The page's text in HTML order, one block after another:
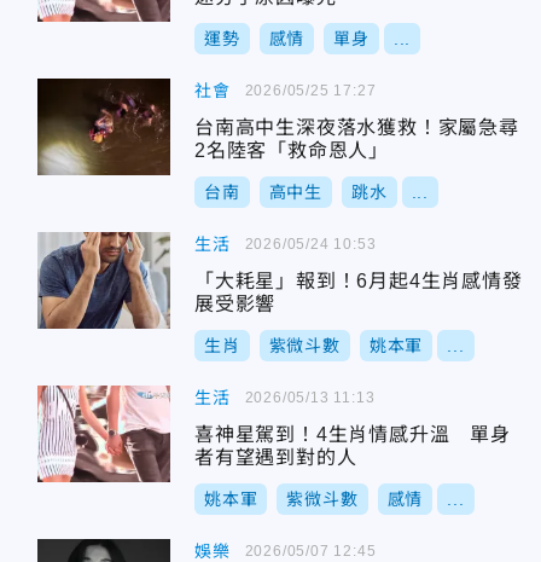
運勢 感情 單身
社會
台南高中生深夜落水獲救！家屬急尋
2名陸客「救命恩人」
台南 高中生 跳水
2026/05/25 17:27
生活
「大耗星」報到！6月起4生肖感情發
展受影響
生肖 紫微斗數 姚本軍
2026/05/24 10:53
生活
喜神星駕到！4生肖情感升溫 單身
者有望遇到對的人
姚本軍 紫微斗數 感情
2026/05/13 11:13
娛樂 2026/05/07 12:45